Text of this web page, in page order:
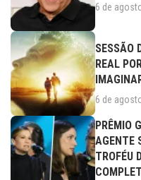
6 de
SESSÃO
REAL
6 de
PRÊMIO
AGENTE
TROFÉU